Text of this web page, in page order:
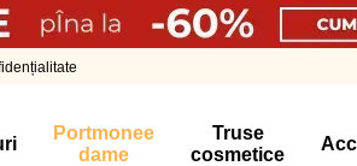
Portmonee
dame
Truse
cosmetice